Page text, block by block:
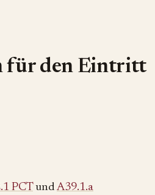
für den Eintritt
PCTund A39.1.a